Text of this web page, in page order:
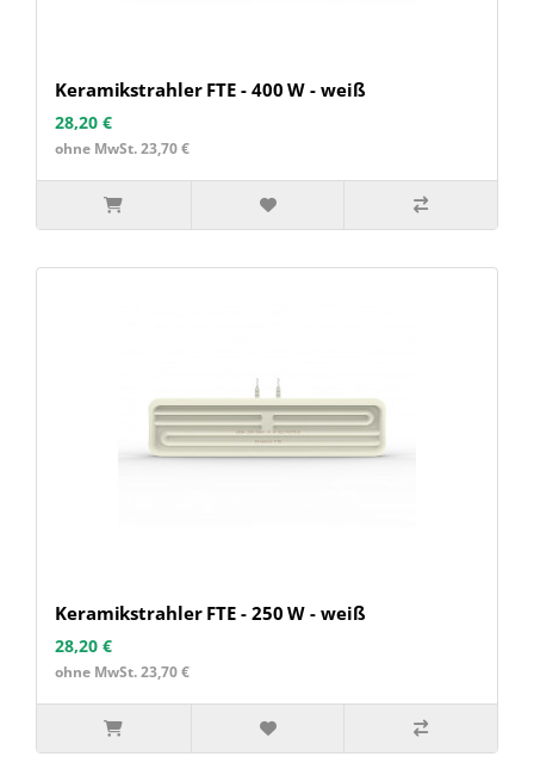
Keramikstrahler FTE - 400 W - weiß
28,20 €
ohne MwSt. 23,70 €
Keramikstrahler FTE - 250 W - weiß
28,20 €
ohne MwSt. 23,70 €